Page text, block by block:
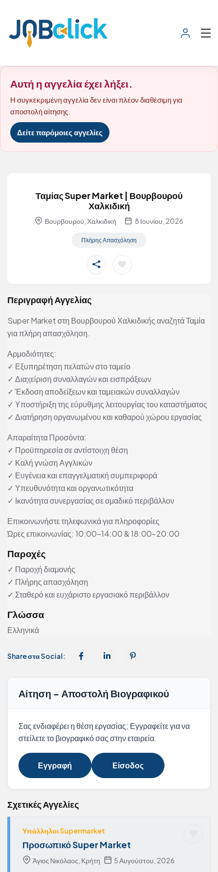
Αυτή η αγγελία έχει λήξει.
Η συγκεκριμένη αγγελία δεν είναι πλέον διαθέσιμη για
αποστολή αίτησης.
Δείτε παρόμοιες αγγελίες
Ταμίας Super Market | Βουρβουρού
Χαλκιδική
Βουρβουρού, Χαλκιδική 8 Ιουνίου, 2026
Πλήρης Απασχόληση
Περιγραφή Αγγελίας
Super Market στη Βουρβουρού Χαλκιδικής αναζητά Ταμία
για πλήρη απασχόληση.
Αρμοδιότητες:
✓ Εξυπηρέτηση πελατών στο ταμείο
✓ Διαχείριση συναλλαγών και εισπράξεων
✓ Έκδοση αποδείξεων και ταμειακών συναλλαγών
✓ Υποστήριξη της εύρυθμης λειτουργίας του καταστήματος
✓ Διατήρηση οργανωμένου και καθαρού χώρου εργασίας
Απαραίτητα Προσόντα:
✓ Προϋπηρεσία σε αντίστοιχη θέση
✓ Καλή γνώση Αγγλικών
✓ Ευγένεια και επαγγελματική συμπεριφορά
✓ Υπευθυνότητα και οργανωτικότητα
✓ Ικανότητα συνεργασίας σε ομαδικό περιβάλλον
Επικοινωνήστε τηλεφωνικά για πληροφορίες
Ώρες επικοινωνίας: 10:00–14:00 & 18:00–20:00
Παροχές
✓ Παροχή διαμονής
✓ Πλήρης απασχόληση
✓ Σταθερό και ευχάριστο εργασιακό περιβάλλον
Γλώσσα
Ελληνικά
Share στα Social:
Αίτηση - Αποστολή Βιογραφικού
Σας ενδιαφέρει η θέση εργασίας; Εγγραφείτε για να
στείλετε το βιογραφικό σας στην εταιρεία.
Εγγραφή Είσοδος
Σχετικές Αγγελίες
Υπάλληλοι Supermarket
Προσωπικό Super Market
Άγιος Νικόλαος, Κρήτη 5 Αυγούστου, 2026